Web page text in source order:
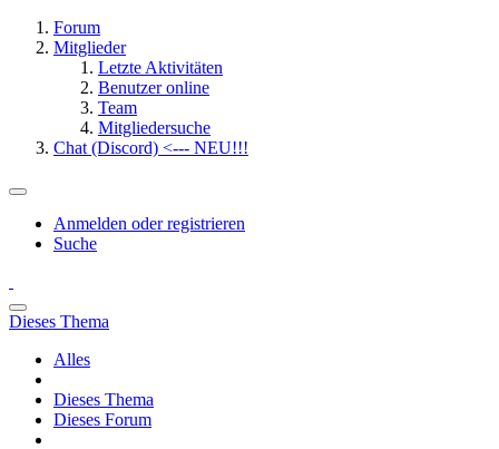
Forum
Mitglieder
Letzte Aktivitäten
Benutzer online
Team
Mitgliedersuche
Chat (Discord) <--- NEU!!!
Anmelden oder registrieren
Suche
Dieses Thema
Alles
Dieses Thema
Dieses Forum